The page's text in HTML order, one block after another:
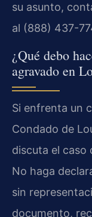
su asunto,
al (888) 437-
¿Qué debo
agravado en
Si enfrenta un
Condado de
discuta el caso
No haga
sin
documento,